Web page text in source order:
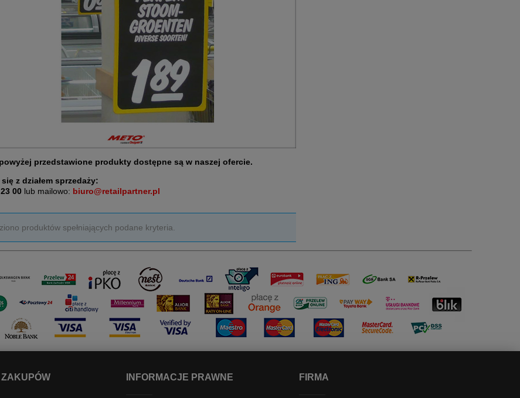
przedstawione produkty dostępne są w naszej ofercie.
z działem sprzedaży:
00 lub mailowo: biuro@retailpartner.pl
produktów spełniających podane kryteria.
INFORMACJE PRAWNE FIRMA